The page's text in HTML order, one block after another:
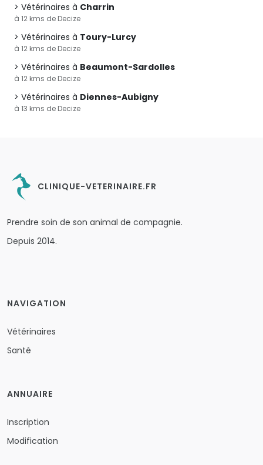
Vétérinaires à Charrin
à 12 kms de Decize
Vétérinaires à Toury-Lurcy
à 12 kms de Decize
Vétérinaires à Beaumont-Sardolles
à 12 kms de Decize
Vétérinaires à Diennes-Aubigny
à 13 kms de Decize
CLINIQUE-VETERINAIRE.FR
Prendre soin de son animal de compagnie.
Depuis 2014.
NAVIGATION
Vétérinaires
Santé
ANNUAIRE
Inscription
Modification